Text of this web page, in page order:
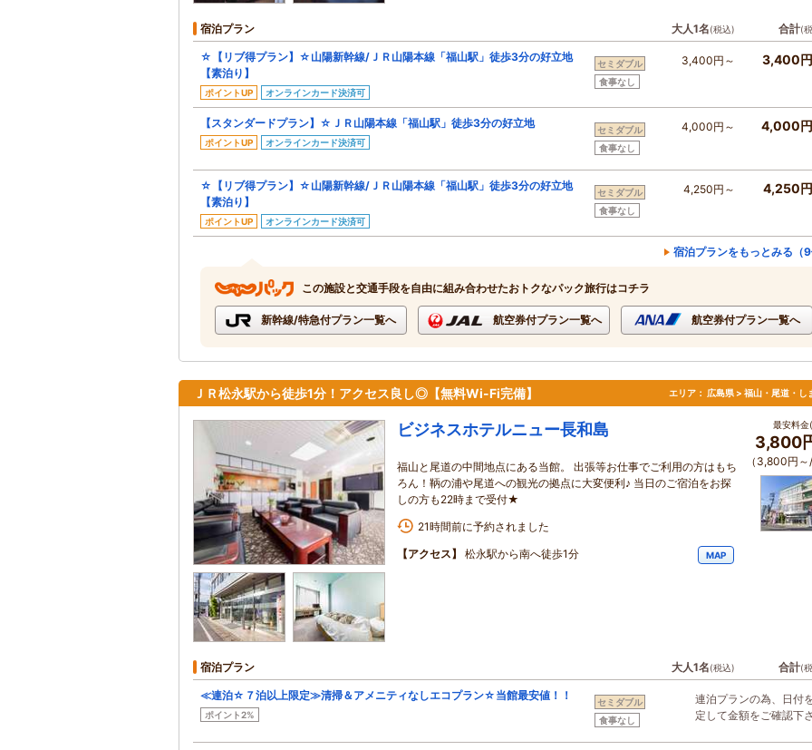
宿泊プラン 大人1名(税込) 合計(
☆【リブ得プラン】☆山陽新幹線/ＪＲ山陽本線「福山駅」徒歩3分の好立地
【素泊り】
ポイントUP オンラインカード決済可
セミダブル
食事なし
3,400円～ 3,400
【スタンダードプラン】☆ＪＲ山陽本線「福山駅」徒歩3分の好立地
ポイントUP オンラインカード決済可
セミダブル
食事なし
4,000円～ 4,000
☆【リブ得プラン】☆山陽新幹線/ＪＲ山陽本線「福山駅」徒歩3分の好立地
【素泊り】
ポイントUP オンラインカード決済可
セミダブル
食事なし
4,250円～ 4,250
宿泊プランをもっとみる（9
この施設と交通手段を自由に組み合わせたおトクなパック旅行はコチラ
新幹線/特急付プラン一覧へ 航空券付プラン一覧へ 航空券付プラン一覧へ
ＪＲ松永駅から徒歩1分！アクセス良し◎【無料Wi-Fi完備】 エリア： 広島県 > 福山・尾道・し
ビジネスホテルニュー長和島
福山と尾道の中間地点にある当館。 出張等お仕事でご利用の方はもち
ろん！鞆の浦や尾道への観光の拠点に大変便利♪ 当日のご宿泊をお探
しの方も22時まで受付★
21時間前に予約されました
【アクセス】
松永駅から南へ徒歩1分 MAP
最安料金
3,800
（3,800円～/
宿泊プラン 大人1名(税込) 合計(
≪連泊☆７泊以上限定≫清掃＆アメニティなしエコプラン☆当館最安値！！
ポイント2%
セミダブル
食事なし
連泊プランの為、日付
定して金額をご確認下